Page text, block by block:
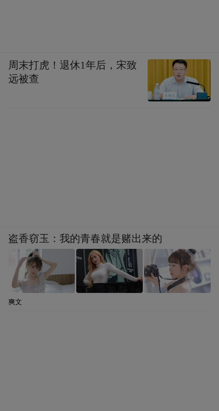
周末打虎！退休1年后，宋致
远被查
盗香窃玉：我的青春就是赌出来的
爽文